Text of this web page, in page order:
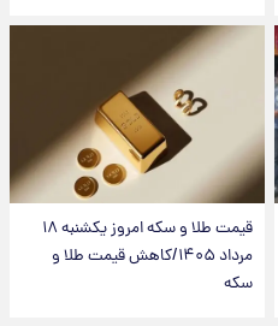
قیمت طلا و سکه امروز یکشنبه ۱۸
مرداد ۱۴۰۵/کاهش قیمت طلا و
سکه